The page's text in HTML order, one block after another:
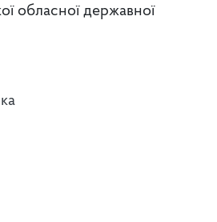
обласної державної